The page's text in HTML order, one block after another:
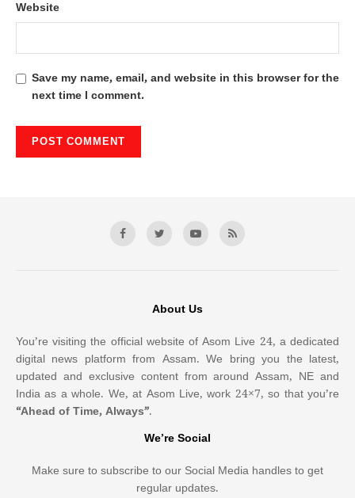
Website
Save my name, email, and website in this browser for the
next time I comment.
About Us
You’re visiting the official website of Asom Live 24, a dedicated
digital news platform from Assam. We bring you the latest,
updated and exclusive content from around Assam, NE and
India as a whole. We, at Asom Live, work 24×7, so that you’re
“Ahead of Time, Always”.
We’re Social
Make sure to subscribe to our Social Media handles to get
regular updates.